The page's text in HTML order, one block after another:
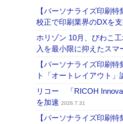
【パーソナライズ印刷
校正で印刷業界のDXを
ホリゾン 10月、びわこ
入を最小限に抑えたス
【パーソナライズ印刷
ト「オートレイアウト
リコー 「RICOH
を加速 2026.7.31
【パーソナライズ印刷